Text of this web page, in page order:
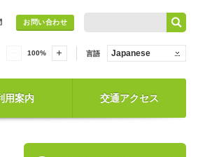
お問い合わせ
100% 言語 Japanese
用案内 交通アクセス